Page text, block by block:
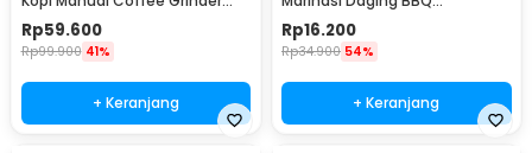
Portable - WFCG9800
Rp59.600
Rp99.900 41%
+ Keranjang
Seasoning Injector - HC117
Rp16.200
Rp34.900 54%
+ Keranjang